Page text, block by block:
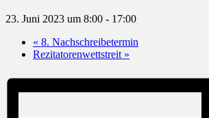
23. Juni 2023 um 8:00 - 17:00
« 8. Nachschreibetermin
Rezitatorenwettstreit »